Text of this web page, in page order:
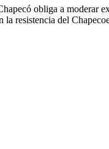
obliga a moderar
la resistencia del